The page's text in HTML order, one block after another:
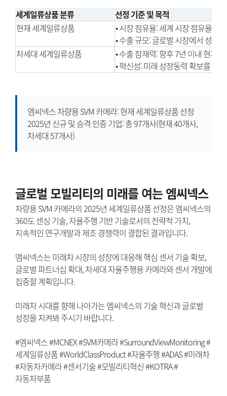
세계일류상품 분류
선정 기준 및 목적
현재 세계일류상품
• 시장 점유율: 세계 시장 점유율 5
• 수출 규모: 글로벌 시장에서 성과
차세대 세계일류상품
• 수출 잠재력: 향후 7년 이내 현재
• 혁신성: 미래 성장동력 확보를 위
엠씨넥스 차량용 SVM 카메라: 현재 세계일류상품 선정
2025년 신규 및 승격 인증 기업: 총 97개사(현재 40개사,
차세대 57개사)
글로벌 모빌리티의 미래를 여는 엠씨넥스
차량용 SVM 카메라의 2025년 세계일류상품 선정은 엠씨넥스의
360도 센싱 기술, 자율주행 기반 기술로서의 전략적 가치,
지속적인 연구개발과 제조 경쟁력이 결합된 결과입니다.
엠씨넥스는 미래차 시장의 성장에 대응해 핵심 센서 기술 확보,
글로벌 파트너십 확대, 차세대 자율주행용 카메라와 센서 개발에
집중할 계획입니다.
미래차 시대를 향해 나아가는 엠씨넥스의 기술 혁신과 글로벌
성장을 지켜봐 주시기 바랍니다.
#엠씨넥스 #MCNEX #SVM카메라 #SurroundViewMonitoring #
세계일류상품 #WorldClassProduct #자율주행 #ADAS #미래차
#자동차카메라 #센서기술 #모빌리티혁신 #KOTRA #
자동차부품